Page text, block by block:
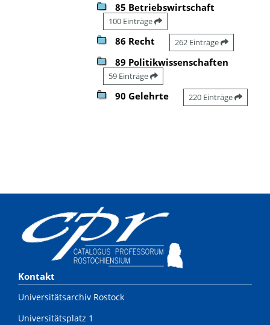
85 Betriebswirtschaft
100 Einträge
86 Recht 262 Einträge
89 Politikwissenschaften
59 Einträge
90 Gelehrte 220 Einträge
Kontakt
Universitätsarchiv Rostock
Universitätsplatz 1